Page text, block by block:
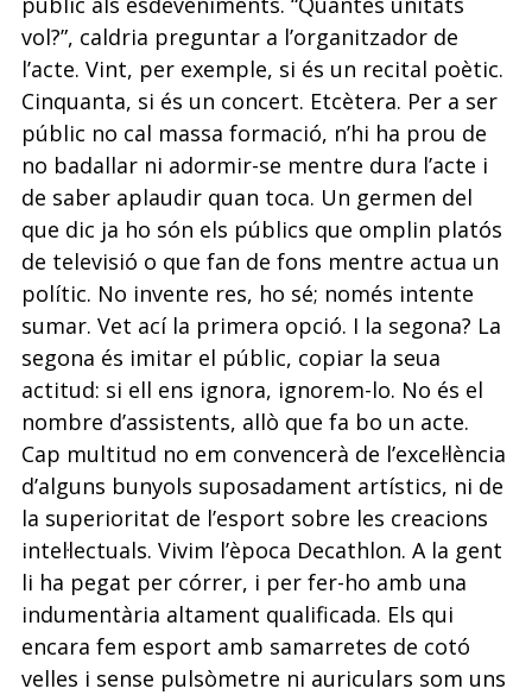
vol?”, caldria preguntar a l’organitzador de
l’acte. Vint, per exemple, si és un recital poètic.
Cinquanta, si és un concert. Etcètera. Per a ser
públic no cal massa formació, n’hi ha prou de
no badallar ni adormir-se mentre dura l’acte i
de saber aplaudir quan toca. Un germen del
que dic ja ho són els públics que omplin platós
de televisió o que fan de fons mentre actua un
polític. No invente res, ho sé; només intente
sumar. Vet ací la primera opció. I la segona? La
segona és imitar el públic, copiar la seua
actitud: si ell ens ignora, ignorem-lo. No és el
nombre d’assistents, allò que fa bo un acte.
Cap multitud no em convencerà de l’excel·lència
d’alguns bunyols suposadament artístics, ni de
la superioritat de l’esport sobre les creacions
intel·lectuals. Vivim l’època Decathlon. A la gent
li ha pegat per córrer, i per fer-ho amb una
indumentària altament qualificada. Els qui
encara fem esport amb samarretes de cotó
velles i sense pulsòmetre ni auriculars som uns